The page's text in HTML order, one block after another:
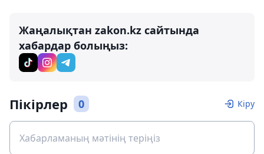
Жаңалықтан zakon.kz сайтында
хабардар болыңыз:
Пікірлер 0 Кіру